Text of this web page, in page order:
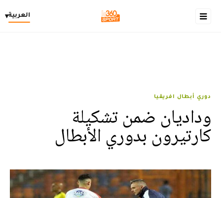
العربية▾
دوري أبطال افريقيا
وداديان ضمن تشكيلة
كارتيرون بدوري الأبطال